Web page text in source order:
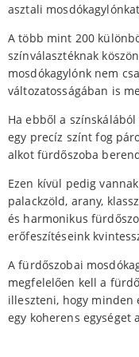
asztali
A több mint 200
színválasztéknak
mosdókagylónk nem
változatosságában is
Ha ebből a
egy precíz színt fog
alkot fürdőszoba
Ezen kívül pedig
palackzöld, arany,
és harmonikus
erőfeszítéseink
A fürdőszobai
megfelelően kell a
illeszteni, hogy minden
egy koherens egységet